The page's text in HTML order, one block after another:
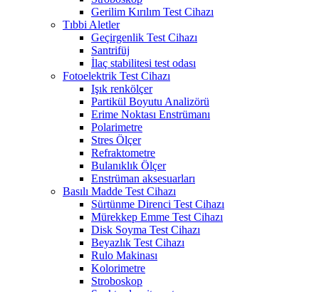
Gerilim Kırılım Test Cihazı
Tıbbi Aletler
Geçirgenlik Test Cihazı
Santrifüj
İlaç stabilitesi test odası
Fotoelektrik Test Cihazı
Işık renkölçer
Partikül Boyutu Analizörü
Erime Noktası Enstrümanı
Polarimetre
Stres Ölçer
Refraktometre
Bulanıklık Ölçer
Enstrüman aksesuarları
Basılı Madde Test Cihazı
Sürtünme Direnci Test Cihazı
Mürekkep Emme Test Cihazı
Disk Soyma Test Cihazı
Beyazlık Test Cihazı
Rulo Makinası
Kolorimetre
Stroboskop